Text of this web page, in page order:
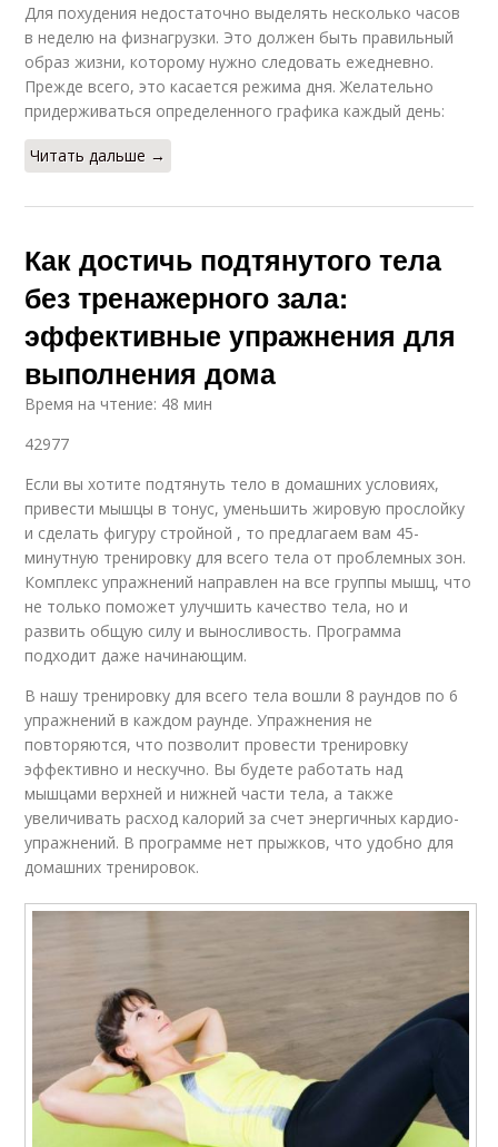
Для похудения недостаточно выделять несколько часов
в неделю на физнагрузки. Это должен быть правильный
образ жизни, которому нужно следовать ежедневно.
Прежде всего, это касается режима дня. Желательно
придерживаться определенного графика каждый день:
Читать дальше →
Как достичь подтянутого тела
без тренажерного зала:
эффективные упражнения для
выполнения дома
Время на чтение: 48 мин
42977
Если вы хотите подтянуть тело в домашних условиях,
привести мышцы в тонус, уменьшить жировую прослойку
и сделать фигуру стройной , то предлагаем вам 45-
минутную тренировку для всего тела от проблемных зон.
Комплекс упражнений направлен на все группы мышц, что
не только поможет улучшить качество тела, но и
развить общую силу и выносливость. Программа
подходит даже начинающим.
В нашу тренировку для всего тела вошли 8 раундов по 6
упражнений в каждом раунде. Упражнения не
повторяются, что позволит провести тренировку
эффективно и нескучно. Вы будете работать над
мышцами верхней и нижней части тела, а также
увеличивать расход калорий за счет энергичных кардио-
упражнений. В программе нет прыжков, что удобно для
домашних тренировок.